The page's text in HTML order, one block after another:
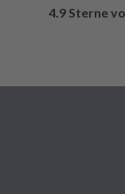
4.9 Sterne